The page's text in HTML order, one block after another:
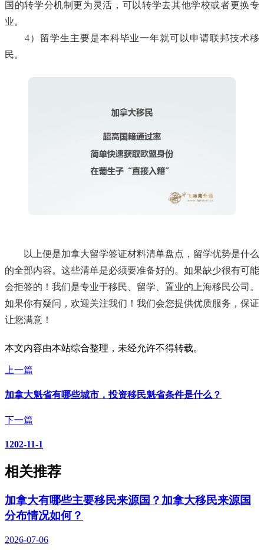
国的转学分机制更为灵活，可以转学去其他学校或者更换专
业。
4）留学生主要是本科毕业一年就可以申请联邦技术移
民。
以上便是加拿大留学签证材料清单盘点，留学优势是什么
的全部内容。这些清单是必须要准备好的。如果缺少很有可能
会拒签的！我们是专业于移民、留学、置业的上海移民公司。
如果你有疑问，欢迎关注我们！我们会您提供优质服务，保证
让您满意！
本文内容由本站综合整理，未经允许不得转载。
上一篇
加拿大魁省有哪些城市，投资移民魁省条件是什么？
下一篇
1202-11-1
相关推荐
加拿大有哪些主要移民来源国？加拿大移民来源国
分布情况如何？
2026-07-06